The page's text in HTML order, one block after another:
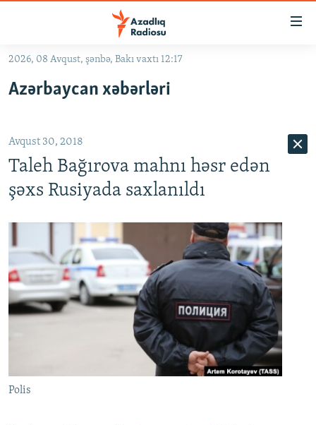
Əsas
qayıt
qayıt
Axtarışa
#ƏSLINDƏ
QANUNI DOĞRU
ARAŞDIRMA
MULTIMEDIA
VIDEO
FOTOQALEREYA
RADIO ARXIV
OXU ZALI
AZƏRBAYCAN ƏDƏBIYYATI KITABXANASI
HAQQIMIZDA
PEŞƏ ETIKASI VƏ JURNALISTIKA STANDARTLARIMIZ
2026, 08 Avqust, şənbə, Bakı vaxtı 12:17
Azərbaycan xəbərləri
Avqust 30, 2018
Taleh Bağırova mahnı həsr edən
şəxs Rusiyada saxlanıldı
Polis